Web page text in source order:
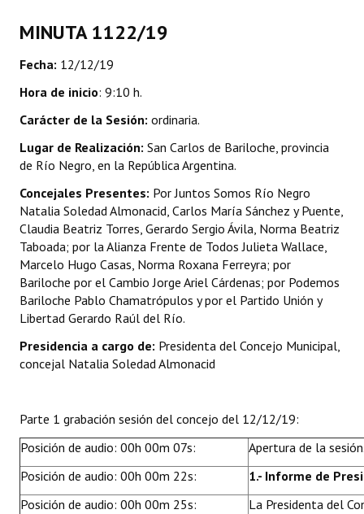
Proyectos Presentados
Actas de Sesión
Informes de Unidad Coordinadora
Actas de Audiencias Públicas
NORMATIVA
Comunicaciones
Declaraciones
Resoluciones
INSTITUCIONAL
Noticias Destacadas
MINUTA 1122/19
Fecha: 12/12/19
Hora de inicio: 9:10 h.
Carácter de la Sesión: ordinaria.
Lugar de Realización: San Carlos de Bariloche, provincia
de Río Negro, en la República Argentina.
Concejales Presentes: Por Juntos Somos Río Negro
Natalia Soledad Almonacid, Carlos María Sánchez y Puente,
Claudia Beatriz Torres, Gerardo Sergio Ávila, Norma Beatriz
Taboada; por la Alianza Frente de Todos Julieta Wallace,
Marcelo Hugo Casas, Norma Roxana Ferreyra; por
Bariloche por el Cambio Jorge Ariel Cárdenas; por Podemos
Bariloche Pablo Chamatrópulos y por el Partido Unión y
Libertad Gerardo Raúl del Río.
Presidencia a cargo de: Presidenta del Concejo Municipal,
concejal Natalia Soledad Almonacid
Parte 1 grabación sesión del concejo del 12/12/19:
Posición de audio: 00h 00m 07s:
Apertura de la
Posición de audio: 00h 00m 22s:
1.- Informe de
Posición de audio: 00h 00m 25s:
La Presidenta del